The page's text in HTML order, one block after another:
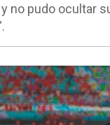
no pudo ocultar